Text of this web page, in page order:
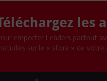
les
emporter Leaders partout
sur le « store » de votre